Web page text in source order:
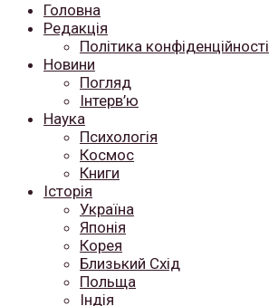
Головна
Редакція
Політика конфіденційності
Новини
Погляд
Інтерв’ю
Наука
Психологія
Космос
Книги
Історія
Україна
Японія
Корея
Близький Схід
Польща
Індія